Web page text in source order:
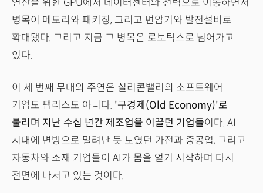
연산을 위한 GPU에서 데이터센터와 전력으로 이동하면서
병목이 메모리와 패키징, 그리고 변압기와 발전설비로
확대됐다. 그리고 지금 그 병목은 로보틱스로 넘어가고
있다.
이 세 번째 무대의 주연은 실리콘밸리의 소프트웨어
기업도 팹리스도 아니다. '구경제(Old Economy)'로
불리며 지난 수십 년간 제조업을 이끌던 기업들이다. AI
시대에 변방으로 밀려난 듯 보였던 가전과 중공업, 그리고
자동차와 소재 기업들이 AI가 몸을 얻기 시작하며 다시
전면에 나서고 있는 것이다.